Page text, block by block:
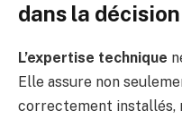
dans la
L’expertise technique
Elle assure non
correctement installés,